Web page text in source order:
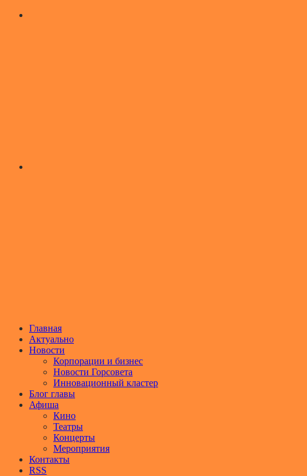
Главная
Актуально
Новости
Корпорации и бизнес
Новости Горсовета
Инновационный кластер
Блог главы
Афиша
Кино
Театры
Концерты
Мероприятия
Контакты
RSS